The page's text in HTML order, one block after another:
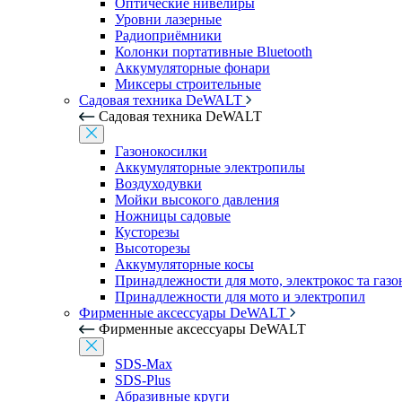
Оптические нивелиры
Уровни лазерные
Радиоприёмники
Колонки портативные Bluetooth
Аккумуляторные фонари
Миксеры строительные
Садовая техника DeWALT
Садовая техника DeWALT
Газонокосилки
Аккумуляторные электропилы
Воздуходувки
Мойки высокого давления
Ножницы садовые
Кусторезы
Высоторезы
Аккумуляторные косы
Принадлежности для мото, электрокос та
Принадлежности для мото и электропил
Фирменные аксессуары DeWALT
Фирменные аксессуары DeWALT
SDS-Max
SDS-Plus
Абразивные круги